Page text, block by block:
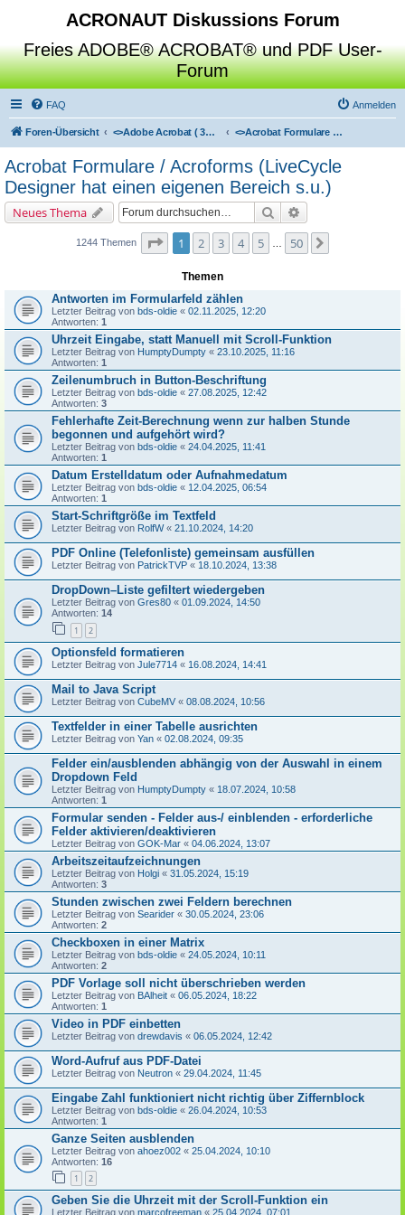
ACRONAUT Diskussions Forum
Freies ADOBE® ACROBAT® und PDF User-
Forum
FAQ Anmelden
Foren-Übersicht <>Adobe Acrobat ( 3D / Professional / Standard / Reader / Distiller ) <>Acrobat Formulare / Acroforms (LiveCycle Designer hat einen eigenen Bereich s.u.)
Acrobat Formulare / Acroforms (LiveCycle
Designer hat einen eigenen Bereich s.u.)
Neues Thema Suche
1244 Themen Seite von
1 2 3 4 5 50
Themen
Antworten im Formularfeld zählen
Letzter Beitrag von bds-oldie « 02.11.2025, 12:20
Antworten: 1
Uhrzeit Eingabe, statt Manuell mit Scroll-Funktion
Letzter Beitrag von HumptyDumpty « 23.10.2025, 11:16
Antworten: 1
Zeilenumbruch in Button-Beschriftung
Letzter Beitrag von bds-oldie « 27.08.2025, 12:42
Antworten: 3
Fehlerhafte Zeit-Berechnung wenn zur halben Stunde
begonnen und aufgehört wird?
Letzter Beitrag von bds-oldie « 24.04.2025, 11:41
Antworten: 1
Datum Erstelldatum oder Aufnahmedatum
Letzter Beitrag von bds-oldie « 12.04.2025, 06:54
Antworten: 1
Start-Schriftgröße im Textfeld
Letzter Beitrag von RolfW« 21.10.2024, 14:20
PDF Online (Telefonliste) gemeinsam ausfüllen
Letzter Beitrag von PatrickTVP « 18.10.2024, 13:38
DropDown–Liste gefiltert wiedergeben
Letzter Beitrag von Gres80 « 01.09.2024, 14:50
Antworten: 14
1 2
Optionsfeld formatieren
Letzter Beitrag von Jule7714 « 16.08.2024, 14:41
Mail to Java Script
Letzter Beitrag von CubeMV « 08.08.2024, 10:56
Textfelder in einer Tabelle ausrichten
Letzter Beitrag von Yan « 02.08.2024, 09:35
Felder ein/ausblenden abhängig von der Auswahl in einem
Dropdown Feld
Letzter Beitrag von HumptyDumpty « 18.07.2024, 10:58
Antworten: 1
Formular senden - Felder aus-/ einblenden - erforderliche
Felder aktivieren/deaktivieren
Letzter Beitrag von GOK-Mar « 04.06.2024, 13:07
Arbeitszeitaufzeichnungen
Letzter Beitrag von Holgi « 31.05.2024, 15:19
Antworten: 3
Stunden zwischen zwei Feldern berechnen
Letzter Beitrag von Searider « 30.05.2024, 23:06
Antworten: 2
Checkboxen in einer Matrix
Letzter Beitrag von bds-oldie « 24.05.2024, 10:11
Antworten: 2
PDF Vorlage soll nicht überschrieben werden
Letzter Beitrag von BAlheit « 06.05.2024, 18:22
Antworten: 1
Video in PDF einbetten
Letzter Beitrag von drewdavis « 06.05.2024, 12:42
Word-Aufruf aus PDF-Datei
Letzter Beitrag von Neutron « 29.04.2024, 11:45
Eingabe Zahl funktioniert nicht richtig über Ziffernblock
Letzter Beitrag von bds-oldie « 26.04.2024, 10:53
Antworten: 1
Ganze Seiten ausblenden
Letzter Beitrag von ahoez002 « 25.04.2024, 10:10
Antworten: 16
1 2
Geben Sie die Uhrzeit mit der Scroll-Funktion ein
Letzter Beitrag von marcofreeman « 25.04.2024, 07:01